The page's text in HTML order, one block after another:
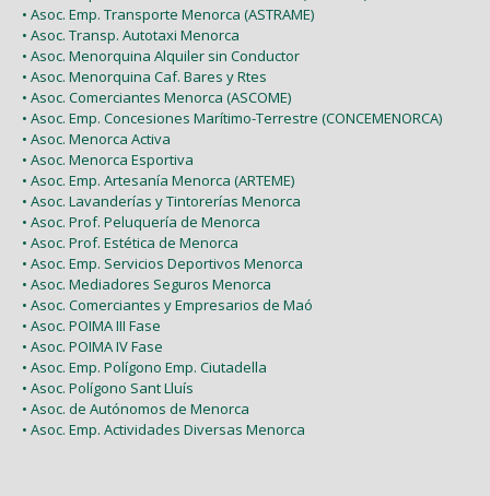
• Asoc. Emp. Transporte Menorca (ASTRAME)
• Asoc. Transp. Autotaxi Menorca
• Asoc. Menorquina Alquiler sin Conductor
• Asoc. Menorquina Caf. Bares y Rtes
• Asoc. Comerciantes Menorca (ASCOME)
• Asoc. Emp. Concesiones Marítimo-Terrestre (CONCEMENORCA)
• Asoc. Menorca Activa
• Asoc. Menorca Esportiva
• Asoc. Emp. Artesanía Menorca (ARTEME)
• Asoc. Lavanderías y Tintorerías Menorca
• Asoc. Prof. Peluquería de Menorca
• Asoc. Prof. Estética de Menorca
• Asoc. Emp. Servicios Deportivos Menorca
• Asoc. Mediadores Seguros Menorca
• Asoc. Comerciantes y Empresarios de Maó
• Asoc. POIMA III Fase
• Asoc. POIMA IV Fase
• Asoc. Emp. Polígono Emp. Ciutadella
• Asoc. Polígono Sant Lluís
• Asoc. de Autónomos de Menorca
• Asoc. Emp. Actividades Diversas Menorca